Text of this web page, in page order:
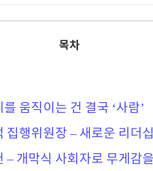
목차
를 움직이는 건 결국 ‘사람’
집행위원장 – 새로운 리더
– 개막식 사회자로 무게감